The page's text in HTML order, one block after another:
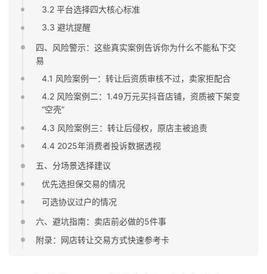
3.2 平台选择四大核心标准
3.3 避坑提醒
四、风险警示：这些真实案例告诉你为什么不能私下交
易
4.1 风险案例一：转让后资质审核不过，卖家拒配合
4.2 风险案例二：1.49万元买抖音店铺，资质被下架变
“空壳”
4.3 风险案例三：转让后侵权，原店主被追责
4.4 2025年消费者投诉数据透视
五、分场景选择建议
优先选担保交易的情况
可选协议过户的情况
六、避坑指南：卖店前必做的5件事
附录：网店转让交易方式快速参考卡